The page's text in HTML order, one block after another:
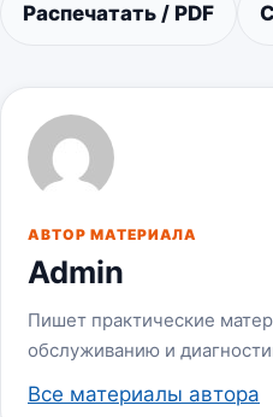
Распечатать / PDF
АВТОР МАТЕРИАЛА
Admin
Пишет практические
обслуживанию и
Все материалы автора